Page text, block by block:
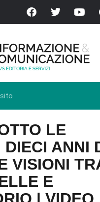
LE
ANNI
VISIONI
E
| VIDEO